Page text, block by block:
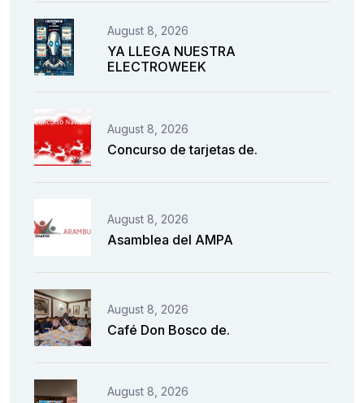
August 8, 2026
YA LLEGA NUESTRA
ELECTROWEEK
August 8, 2026
Concurso de tarjetas de.
August 8, 2026
Asamblea del AMPA
August 8, 2026
Café Don Bosco de.
August 8, 2026